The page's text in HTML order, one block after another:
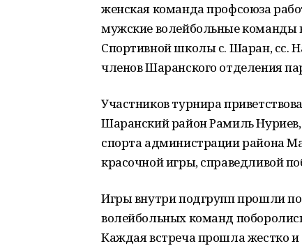
женская команда профсоюза
мужские волейбольные команды
Спортивной школы с. Шаран, сс.
членов Шаранского отделения
Участников турнира
Шаранский район Рамиль
спорта администрации района
красочной игры, справедливой
Игры внутри подгрупп прошли по
волейбольных команд
Каждая встреча прошла жестко